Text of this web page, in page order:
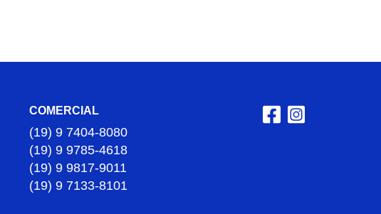
COMERCIAL
(19) 9 7404-8080
(19) 9 9785-4618
(19) 9 9817-9011
(19) 9 7133-8101